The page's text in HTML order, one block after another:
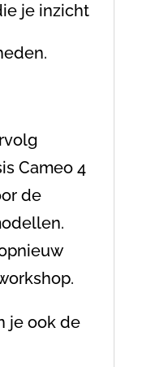
je inzicht
Cameo 4
de
je ook de